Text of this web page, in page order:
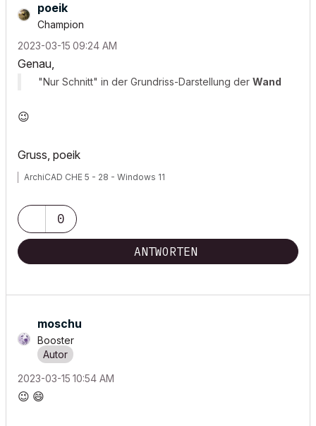
poeik
Champion
‎2023-03-15 09:24 AM
Genau,
"Nur Schnitt" in der Grundriss-Darstellung der Wand
😉
Gruss, poeik
ArchiCAD CHE 5 - 28 - Windows 11
0
ANTWORTEN
moschu
Booster
‎2023-03-15 10:54 AM
😉 😄